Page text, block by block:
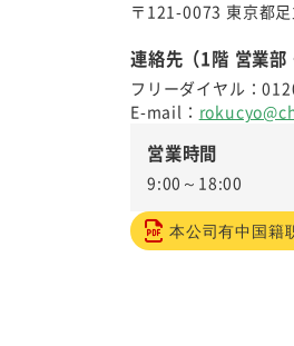
〒121-0073 東京都
連絡先（1階 営業部
フリーダイヤル：
E-mail：
営業時間
9:00～18:00
本公司有中国籍